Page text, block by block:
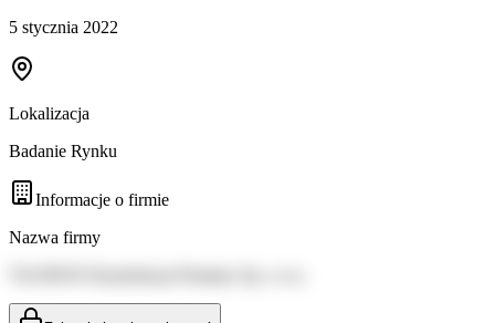
5 stycznia 2022
Lokalizacja
Badanie Rynku
Informacje o firmie
Nazwa firmy